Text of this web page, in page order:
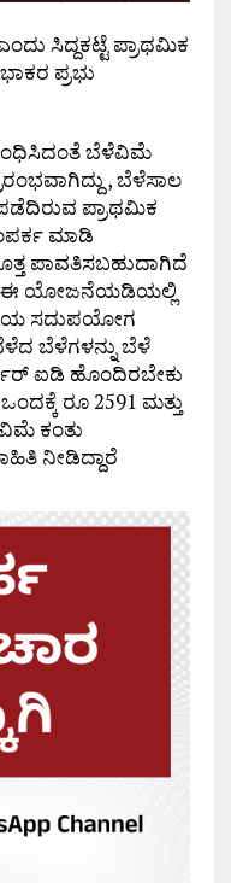
ಸಿದ್ದಕಟ್ಟೆ ಪ್ರಾಥಮಿಕ
ಪ್ರಭು
ಬೆಳೆವಿಮೆ
, ಬೆಳೆಸಾಲ
ಪ್ರಾಥಮಿಕ
ಮಾಡಿ
ಪಾವತಿಸಬಹುದಾಗಿದೆ
ಈ ಯೋಜನೆಯಡಿಯಲ್ಲಿ
ಸದುಪಯೋಗ
ಬೆಳೆಗಳನ್ನು ಬೆಳೆ
ಐಡಿ ಹೊಂದಿರಬೇಕು
ರೂ 2591 ಮತ್ತು
ಕಂತು
ನೀಡಿದ್ದಾರೆ